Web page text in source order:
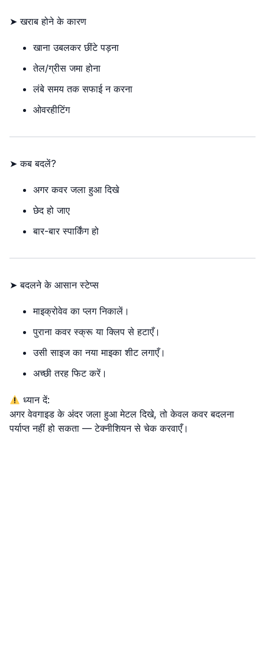
➤ खराब होने के कारण
खाना उबलकर छींटे पड़ना
तेल/ग्रीस जमा होना
लंबे समय तक सफाई न करना
ओवरहीटिंग
➤ कब बदलें?
अगर कवर जला हुआ दिखे
छेद हो जाए
बार-बार स्पार्किंग हो
➤ बदलने के आसान स्टेप्स
माइक्रोवेव का प्लग निकालें।
पुराना कवर स्क्रू या क्लिप से हटाएँ।
उसी साइज का नया माइका शीट लगाएँ।
अच्छी तरह फिट करें।
ध्यान दें:
अगर वेवगाइड के अंदर जला हुआ मेटल दिखे, तो केवल कवर बदलना
पर्याप्त नहीं हो सकता — टेक्नीशियन से चेक करवाएँ।